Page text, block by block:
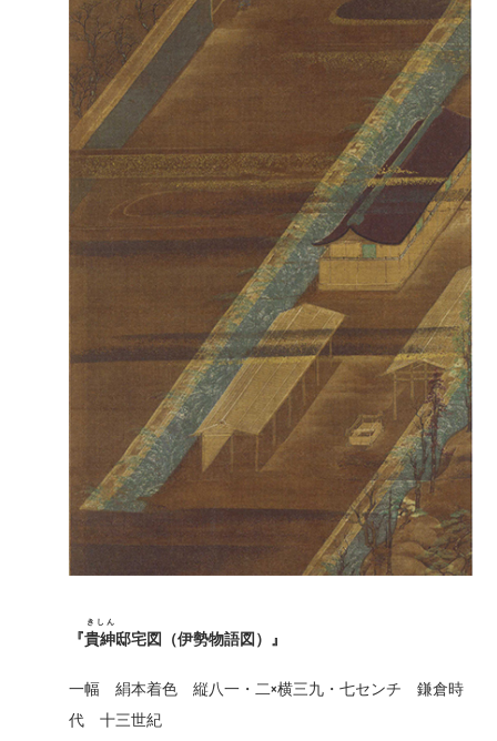
『貴紳
きしん
邸宅図（伊勢物語図）』
一幅 絹本着色 縦八一・二×横三九・七センチ 鎌倉時
代 十三世紀